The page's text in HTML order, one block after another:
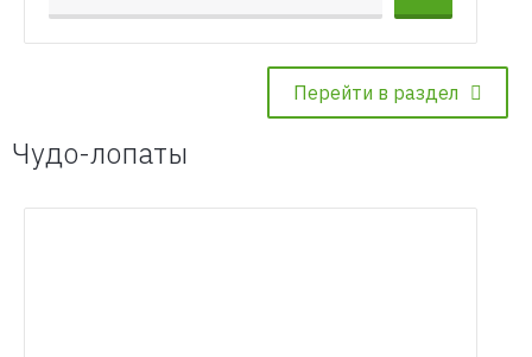
Перейти в раздел
Чудо-лопаты